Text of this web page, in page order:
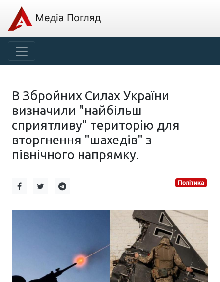
Медіа Погляд
В Збройних Силах України
визначили "найбільш
сприятливу" територію для
вторгнення "шахедів" з
північного напрямку.
Політика